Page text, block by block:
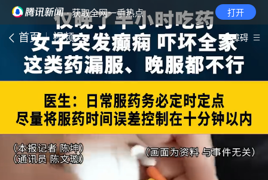
· 获取全网一手热点 打开
首页 视频 无障碍